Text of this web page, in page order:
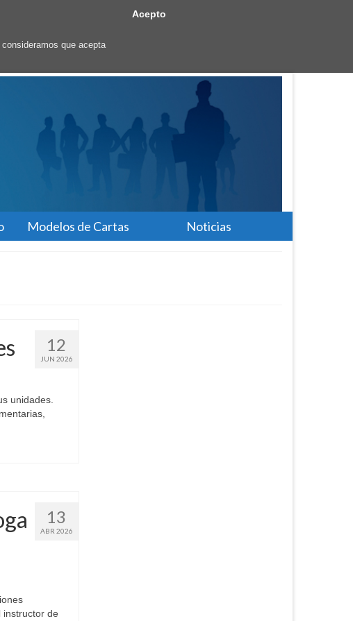
que acepta
Acepto
Modelos de Cartas Noticias
12
JUN 2026
unidades.
13
ABR 2026
instructor de